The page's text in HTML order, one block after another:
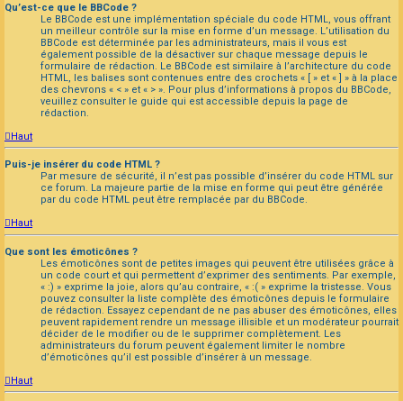
Qu’est-ce que le BBCode ?
Le BBCode est une implémentation spéciale du code HTML, vous offrant
un meilleur contrôle sur la mise en forme d’un message. L’utilisation du
BBCode est déterminée par les administrateurs, mais il vous est
également possible de la désactiver sur chaque message depuis le
formulaire de rédaction. Le BBCode est similaire à l’architecture du code
HTML, les balises sont contenues entre des crochets « [ » et « ] » à la place
des chevrons « < » et « > ». Pour plus d’informations à propos du BBCode,
veuillez consulter le guide qui est accessible depuis la page de
rédaction.
Haut
Puis-je insérer du code HTML ?
Par mesure de sécurité, il n’est pas possible d’insérer du code HTML sur
ce forum. La majeure partie de la mise en forme qui peut être générée
par du code HTML peut être remplacée par du BBCode.
Haut
Que sont les émoticônes ?
Les émoticônes sont de petites images qui peuvent être utilisées grâce à
un code court et qui permettent d’exprimer des sentiments. Par exemple,
« :) » exprime la joie, alors qu’au contraire, « :( » exprime la tristesse. Vous
pouvez consulter la liste complète des émoticônes depuis le formulaire
de rédaction. Essayez cependant de ne pas abuser des émoticônes, elles
peuvent rapidement rendre un message illisible et un modérateur pourrait
décider de le modifier ou de le supprimer complètement. Les
administrateurs du forum peuvent également limiter le nombre
d’émoticônes qu’il est possible d’insérer à un message.
Haut